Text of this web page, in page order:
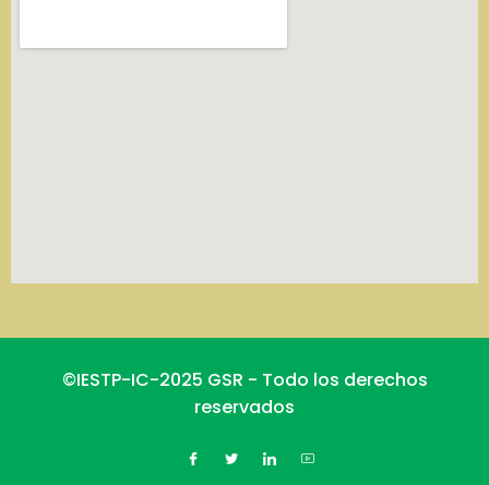
©IESTP-IC-2025 GSR - Todo los derechos
reservados